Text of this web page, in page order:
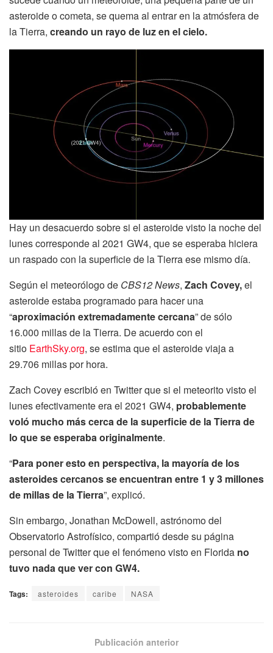
asteroide o cometa, se quema al entrar en la atmósfera de
la Tierra, creando un rayo de luz en el cielo.
Hay un desacuerdo sobre si el asteroide visto la noche del
lunes corresponde al 2021 GW4, que se esperaba hiciera
un raspado con la superficie de la Tierra ese mismo día.
Según el meteorólogo de CBS12 News, Zach Covey,el
asteroide estaba programado para hacer una
“aproximación extremadamente cercana” de sólo
16.000 millas de la Tierra. De acuerdo con el
sitio EarthSky.org, se estima que el asteroide viaja a
29.706 millas por hora.
Zach Covey escribió en Twitter que si el meteorito visto el
lunes efectivamente era el 2021 GW4, probablemente
voló mucho más cerca de la superficie de la Tierra de
lo que se esperaba originalmente.
“Para poner esto en perspectiva, la mayoría de los
asteroides cercanos se encuentran entre 1 y 3 millones
de millas de la Tierra”, explicó.
Sin embargo, Jonathan McDowell, astrónomo del
Observatorio Astrofísico, compartió desde su página
personal de Twitter que el fenómeno visto en Florida no
tuvo nada que ver con GW4.
Tags: asteroides caribe NASA
Publicación anterior